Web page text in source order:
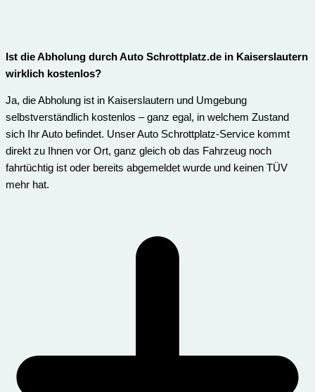
Ist die Abholung durch Auto Schrottplatz.de in Kaiserslautern
wirklich kostenlos?
Ja, die Abholung ist in Kaiserslautern und Umgebung
selbstverständlich kostenlos – ganz egal, in welchem Zustand
sich Ihr Auto befindet. Unser Auto Schrottplatz-Service kommt
direkt zu Ihnen vor Ort, ganz gleich ob das Fahrzeug noch
fahrtüchtig ist oder bereits abgemeldet wurde und keinen TÜV
mehr hat.